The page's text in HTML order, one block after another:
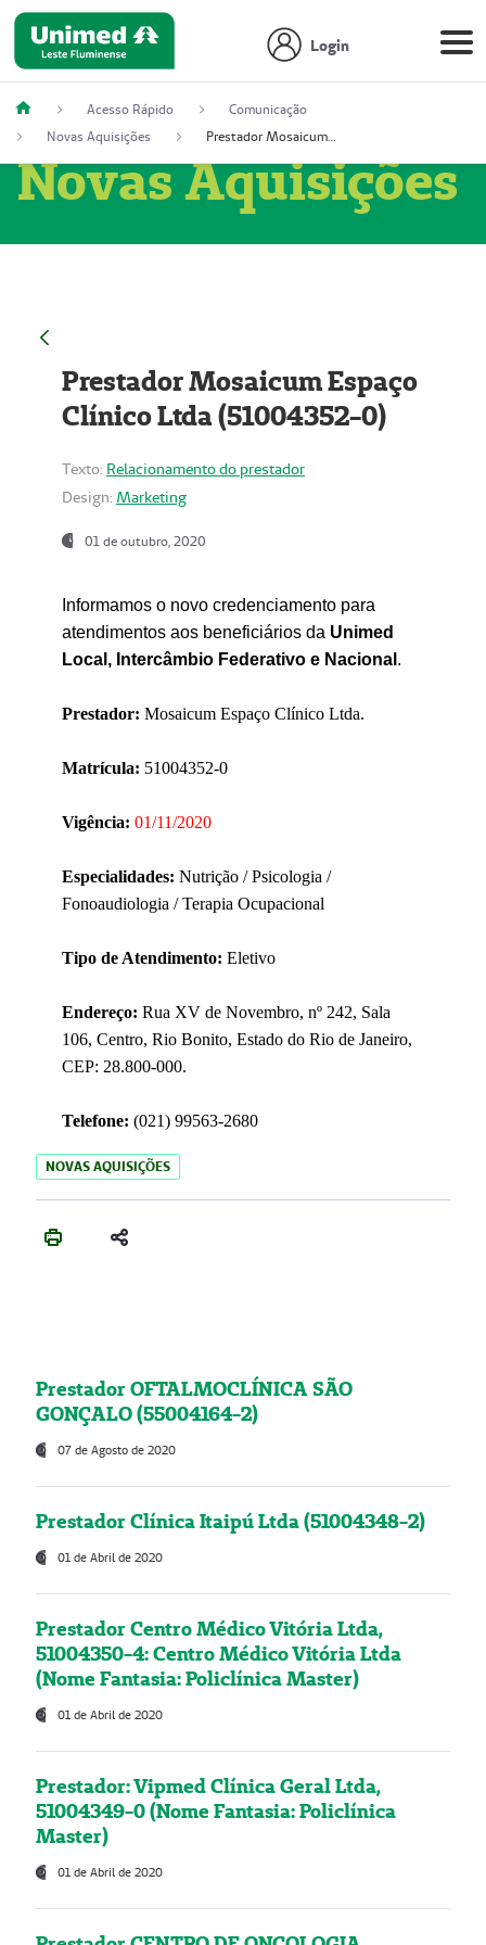
Login
Acesso Rápido
Comunicação
Novas Aquisições
Prestador Mosaicum Espaço Clínico Ltda (51004352-0)
Novas Aquisições
Prestador Mosaicum Espaço
Clínico Ltda (51004352-0)
Texto: Relacionamento do prestador
Design: Marketing
01 de outubro, 2020
Informamos o novo credenciamento para
atendimentos aos beneficiários da Unimed
Local, Intercâmbio Federativo e Nacional .
Prestador: Mosaicum Espaço Clínico Ltda.
Matrícula: 51004352-0
Vigência: 01/11/2020
Especialidades: Nutrição / Psicologia /
Fonoaudiologia / Terapia Ocupacional
Tipo de Atendimento: Eletivo
Endereço: Rua XV de Novembro, nº 242, Sala
106, Centro, Rio Bonito, Estado do Rio de Janeiro,
CEP: 28.800-000.
Telefone: (021) 99563-2680
NOVAS AQUISIÇÕES
Prestador OFTALMOCLÍNICA SÃO
GONÇALO (55004164-2)
07 de Agosto de 2020
Prestador Clínica Itaipú Ltda (51004348-2)
01 de Abril de 2020
Prestador Centro Médico Vitória Ltda,
51004350-4: Centro Médico Vitória Ltda
(Nome Fantasia: Policlínica Master)
01 de Abril de 2020
Prestador: Vipmed Clínica Geral Ltda,
51004349-0 (Nome Fantasia: Policlínica
Master)
01 de Abril de 2020